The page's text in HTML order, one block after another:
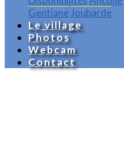
Gentiane Joubarde
Le village
Photos
Webcam
Contact